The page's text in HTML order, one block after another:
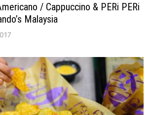
/ Cappuccino & PERi PERi
Malaysia